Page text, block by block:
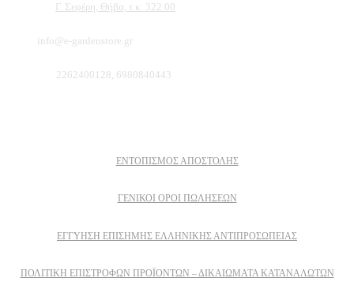
Γ. Σεφέρη, Θήβα, τ.κ. 322 00
info@e-gardenstore.gr
2262400128, 6980840443
ΕΝΤΟΠΙΣΜΟΣ ΑΠΟΣΤΟΛΗΣ
ΓΕΝΙΚΟΙ ΟΡΟΙ ΠΩΛΗΣΕΩΝ
ΕΓΓΎΗΣΗ ΕΠΊΣΗΜΗΣ ΕΛΛΗΝΙΚΉΣ ΑΝΤΙΠΡΟΣΩΠΕΊΑΣ
ΠΟΛΙΤΙΚΉ ΕΠΙΣΤΡΟΦΏΝ ΠΡΟΪΌΝΤΩΝ – ΔΙΚΑΙΏΜΑΤΑ ΚΑΤΑΝΑΛΩΤΏΝ